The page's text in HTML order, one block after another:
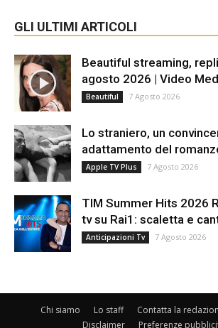
GLI ULTIMI ARTICOLI
Beautiful streaming,
agosto 2026 | Video
Beautiful 7 Agosto 2026
Lo straniero, un
adattamento del
Apple TV Plus 7 Agosto 2026
TIM Summer Hits 2026
tv su Rai1: scaletta e
Anticipazioni Tv 7 Agosto 2026
Chi siamo Lo staff Contatta la
Disclaimer
Preferenze